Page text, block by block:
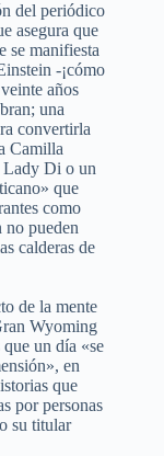
del periódico
asegura que
se manifiesta
-¡cómo
años
una
convertirla
Camilla
Lady Di o un
que
como
no pueden
calderas de
de la mente
Wyoming
un día «se
en
que
por personas
su titular